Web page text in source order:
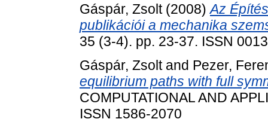
Gáspár, Zsolt(2008)Az
publikációi a mechanika
35 (3-4). pp. 23-37. ISSN
Gáspár, Zsoltand Pezer,
equilibrium paths with full
COMPUTATIONAL AND
ISSN 1586-2070